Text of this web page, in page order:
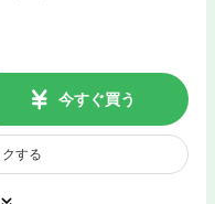
今すぐ買う
する